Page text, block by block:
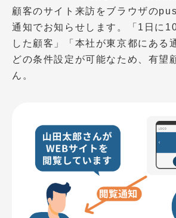
顧客のサイト来訪をブラウザの
通知でお知らせします。「1日に
した顧客」「本社が東京都にある
どの条件設定が可能なため、有望
ん。